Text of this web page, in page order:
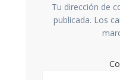
Tu dirección de
publicada. Los